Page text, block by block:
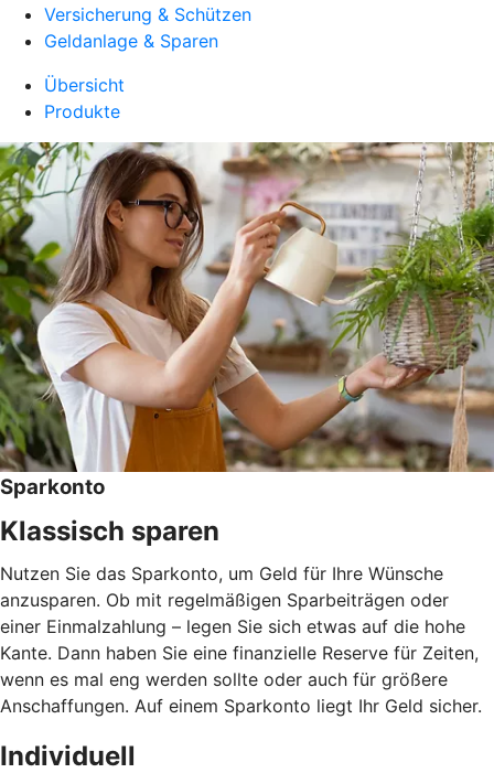
Versicherung & Schützen
Geldanlage & Sparen
Übersicht
Produkte
Sparkonto
Klassisch sparen
Nutzen Sie das Sparkonto, um Geld für Ihre Wünsche
anzusparen. Ob mit regelmäßigen Sparbeiträgen oder
einer Einmalzahlung – legen Sie sich etwas auf die hohe
Kante. Dann haben Sie eine finanzielle Reserve für Zeiten,
wenn es mal eng werden sollte oder auch für größere
Anschaffungen. Auf einem Sparkonto liegt Ihr Geld sicher.
Individuell